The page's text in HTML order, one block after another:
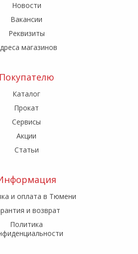
Новости
Вакансии
Реквизиты
магазинов
Покупателю
Каталог
Прокат
Сервисы
Акции
Статьи
и оплата в Тюмени
и возврат
Политика